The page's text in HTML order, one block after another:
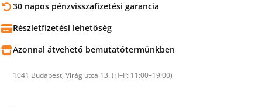
30 napos pénzvisszafizetési garancia
Részletfizetési lehetőség
Azonnal átvehető bemutatótermünkben
1041 Budapest, Virág utca 13. (H–P: 11:00–19:00)